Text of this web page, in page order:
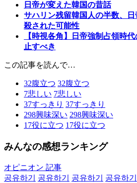
日帝が変えた韓国の昔話
サハリン残留韓国人の半数、
殺された可能性
【時視各角】日帝強制占領時
止すべき
この記事を読んで…
32腹立つ 32腹立つ
7悲しい 7悲しい
37すっきり 37すっきり
298興味深い 298興味深い
17役に立つ 17役に立つ
みんなの感想ランキング
オピニオン 記事
공유하기
공유하기 공유하기 공유하기